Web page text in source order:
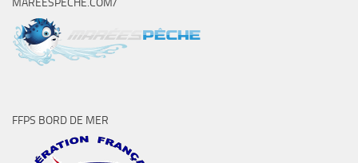
MAREESPECHE.COM/
FFPS BORD DE MER